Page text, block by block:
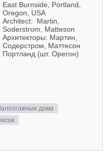
East Burnside, Portland,
Oregon, USA
Architect: Martin,
Soderstrom, Matteson
Архитекторы: Мартин,
Содерстром, Маттесон
Портланд (шт. Орегон)
дома